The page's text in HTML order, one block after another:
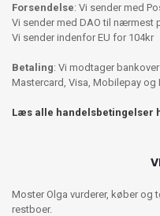
Forsendelse: Vi sender med
Vi sender med DAO til nærmest
Vi sender indenfor EU for 104kr
Betaling: Vi modtager
Mastercard, Visa, Mobilepay og
Læs alle handelsbetingelser
Moster Olga vurderer, køber
restboer.